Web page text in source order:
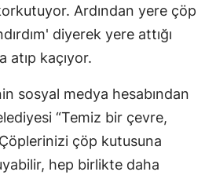
Zonguldak
Bayburt
Karaman
Kırıkkale
Ardından yere çöp
diyerek yere attığı
atıp kaçıyor.
sosyal medya hesabından
“Temiz bir çevre,
çöp kutusuna
hep birlikte daha